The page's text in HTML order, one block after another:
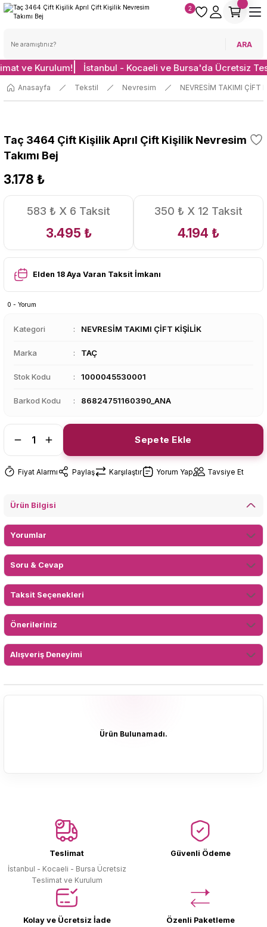
ARA
2
ve Kurulum! İstanbul - Kocaeli ve Bursa'da Ücretsiz
Anasayfa Tekstil Nevresim NEVRESİM TAKIMI ÇİFT
Taç 3464 Çift Kişilik Aprıl Çift Kişilik Nevresim
Takımı Bej
3.178 ₺
583 ₺ X 6 Taksit
3.495 ₺
350 ₺ X 12 Taksit
4.194 ₺
Elden 18 Aya Varan Taksit İmkanı
0 - Yorum
Kategori NEVRESİM TAKIMI ÇİFT KİŞİLİK
Marka TAÇ
Stok Kodu 1000045530001
Barkod Kodu 86824751160390_ANA
Sepete Ekle
Fiyat Alarmı Paylaş Karşılaştır Yorum Yap Tavsiye Et
Ürün Bilgisi
Yorumlar
Soru & Cevap
Taksit Seçenekleri
Önerileriniz
Alışveriş Deneyimi
Ürün Bulunamadı.
Teslimat
İstanbul - Kocaeli - Bursa Ücretsiz
Teslimat ve Kurulum
Güvenli Ödeme
Kolay ve Ücretsiz İade Özenli Paketleme